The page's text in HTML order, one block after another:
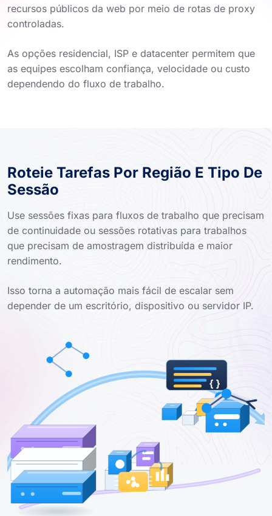
recursos públicos da web por meio de rotas de proxy
controladas.
As opções residencial, ISP e datacenter permitem que
as equipes escolham confiança, velocidade ou custo
dependendo do fluxo de trabalho.
Roteie Tarefas Por Região E Tipo De
Sessão
Use sessões fixas para fluxos de trabalho que precisam
de continuidade ou sessões rotativas para trabalhos
que precisam de amostragem distribuída e maior
rendimento.
Isso torna a automação mais fácil de escalar sem
depender de um escritório, dispositivo ou servidor IP.